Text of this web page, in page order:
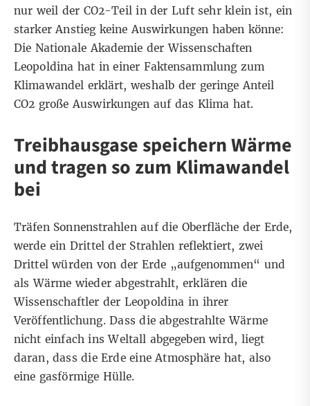
nur weil der CO2-Teil in der Luft sehr klein ist, ein
starker Anstieg keine Auswirkungen haben könne:
Die Nationale Akademie der Wissenschaften
Leopoldina hat in einer Faktensammlungzum
Klimawandel erklärt, weshalb der geringe Anteil
CO2 große Auswirkungen auf das Klima hat.
Treibhausgase speichern Wärme
und tragen so zum Klimawandel
bei
Träfen Sonnenstrahlen auf die Oberfläche der Erde,
werde ein Drittel der Strahlen reflektiert, zwei
Drittel würden von der Erde „aufgenommen“ und
als Wärme wieder abgestrahlt, erklären die
Wissenschaftler der Leopoldina in ihrer
Veröffentlichung. Dass die abgestrahlte Wärme
nicht einfach ins Weltall abgegeben wird, liegt
daran, dass die Erde eineAtmosphäre hat, also
eine gasförmige Hülle.